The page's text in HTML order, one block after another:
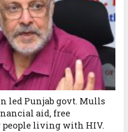
led Punjab govt. Mulls
aid, free
living with HIV.